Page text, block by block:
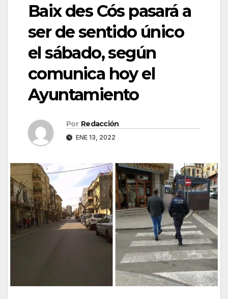
Baix des Cós pasará a
ser de sentido único
el sábado, según
comunica hoy el
Ayuntamiento
Por Redacción
ENE 13, 2022